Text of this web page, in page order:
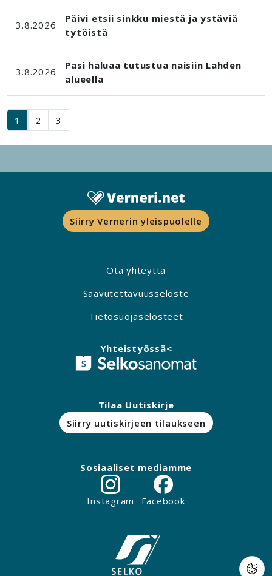
3.8.2026
Päivi etsii sinkku miestä ja ystäviä
tytöistä
3.8.2026
Pasi haluaa tutustua naisiin Lahden
alueella
1 2 3
Siirry Vernerin yleispuolelle
Ota yhteyttä
Saavutettavuusseloste
Tietosuojaselosteet
Yhteistyössä<
Tilaa Uutiskirje
Siirry uutiskirjeen tilaukseen
Sosiaaliset mediamme
Instagram Facebook